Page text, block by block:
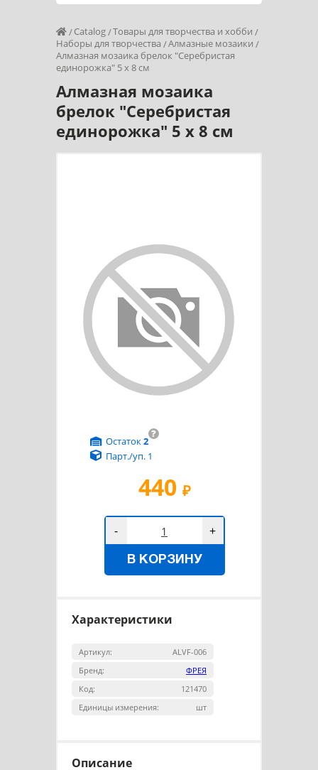
Catalog Товары для творчества и хобби
Наборы для творчества
Алмазные мозаики
Алмазная мозаика брелок "Серебристая
единорожка" 5 х 8 см
Алмазная мозаика
брелок "Серебристая
единорожка" 5 х 8 см
440 ₽
?
Остаток2
Парт./уп. 1
- +
В КОРЗИНУ
Характеристики
Артикул:
ALVF-006
Бренд:
ФРЕЯ
Код:
121470
Единицы измерения:
шт
Описание